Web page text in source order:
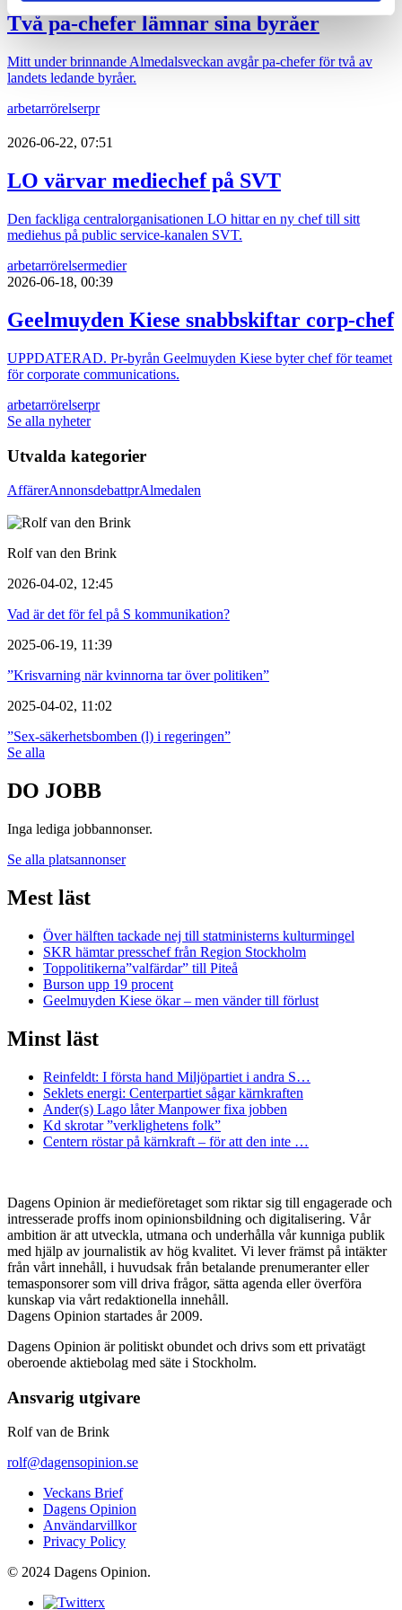
Två pa-chefer lämnar sina byråer
Mitt under brinnande Almedalsveckan avgår pa-chefer för två av
landets ledande byråer.
arbetarrörelserpr
2026-06-22, 07:51
LO värvar mediechef på SVT
Den fackliga centralorganisationen LO hittar en ny chef till sitt
mediehus på public service-kanalen SVT.
arbetarrörelsermedier
2026-06-18, 00:39
Geelmuyden Kiese snabbskiftar corp-chef
UPPDATERAD. Pr-byrån Geelmuyden Kiese byter chef för teamet
för corporate communications.
arbetarrörelserpr
Se alla nyheter
Utvalda kategorier
AffärerAnnonsdebattprAlmedalen
Rolf van den Brink
2026-04-02, 12:45
Vad är det för fel på S kommunikation?
2025-06-19, 11:39
”Krisvarning när kvinnorna tar över politiken”
2025-04-02, 11:02
”Sex-säkerhetsbomben (l) i regeringen”
Se alla
DO JOBB
Inga lediga jobbannonser.
Se alla platsannonser
Mest läst
Över hälften tackade nej till statministerns kulturmingel
SKR hämtar presschef från Region Stockholm
Toppolitikerna”valfärdar” till Piteå
Burson upp 19 procent
Geelmuyden Kiese ökar – men vänder till förlust
Minst läst
Reinfeldt: I första hand Miljöpartiet i andra S…
Seklets energi: Centerpartiet sågar kärnkraften
Ander(s) Lago låter Manpower fixa jobben
Kd skrotar ”verklighetens folk”
Centern röstar på kärnkraft – för att den inte …
Dagens Opinion är medieföretaget som riktar sig till engagerade och
intresserade proffs inom opinionsbildning och digitalisering. Vår
ambition är att utveckla, utmana och underhålla vår kunniga publik
med hjälp av journalistik av hög kvalitet. Vi lever främst på intäkter
från vårt innehåll, i huvudsak från betalande prenumeranter eller
temasponsorer som vill driva frågor, sätta agenda eller överföra
kunskap via vårt redaktionella innehåll.
Dagens Opinion startades år 2009.
Dagens Opinion är politiskt obundet och drivs som ett privatägt
oberoende aktiebolag med säte i Stockholm.
Ansvarig utgivare
Rolf van de Brink
rolf@dagensopinion.se
Veckans Brief
Dagens Opinion
Användarvillkor
Privacy Policy
© 2024 Dagens Opinion.